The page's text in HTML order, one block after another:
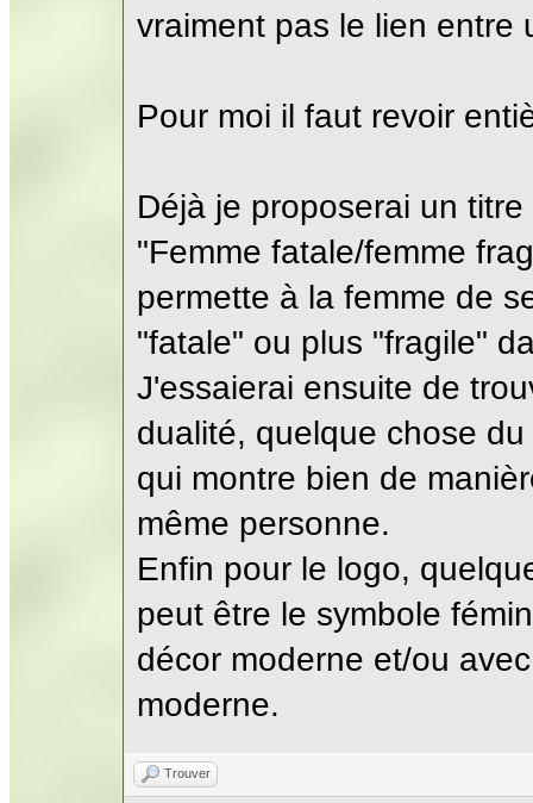
vraiment pas le lien entre
Pour moi il faut revoir
Déjà je proposerai un
"Femme fatale/femme
permette à la femme de
"fatale" ou plus "fragile"
J'essaierai ensuite de
dualité, quelque chose
qui montre bien de
même personne.
Enfin pour le logo,
peut être le symbole
décor moderne et/ou
moderne.
Trouver